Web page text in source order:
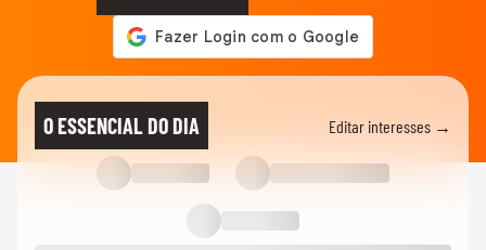
O ESSENCIAL DO DIA Editar interesses →